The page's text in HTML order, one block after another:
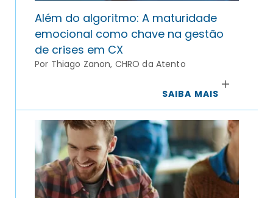
Além do algoritmo: A maturidade
emocional como chave na gestão
de crises em CX
Por Thiago Zanon, CHRO da Atento
SAIBA MAIS